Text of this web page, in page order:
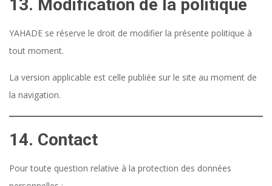
13. Modification de la politique
YAHADE se réserve le droit de modifier la présente politique à
tout moment.
La version applicable est celle publiée sur le site au moment de
la navigation.
14. Contact
Pour toute question relative à la protection des données